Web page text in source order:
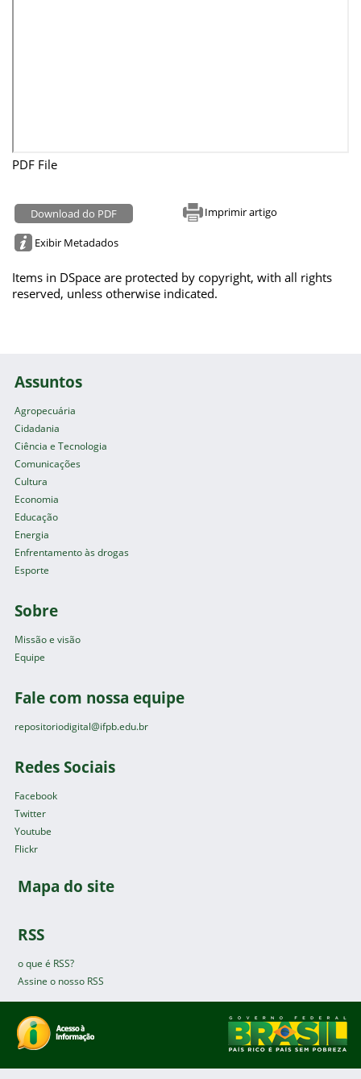
PDF File
Download do PDF Imprimir artigo
Exibir Metadados
Items in DSpace are protected by copyright, with all rights
reserved, unless otherwise indicated.
Assuntos
Agropecuária
Cidadania
Ciência e Tecnologia
Comunicações
Cultura
Economia
Educação
Energia
Enfrentamento às drogas
Esporte
Sobre
Missão e visão
Equipe
Fale com nossa equipe
repositoriodigital@ifpb.edu.br
Redes Sociais
Facebook
Twitter
Youtube
Flickr
Mapa do site
RSS
o que é RSS?
Assine o nosso RSS